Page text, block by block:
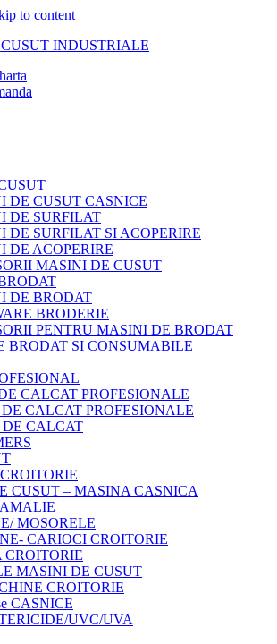
to content
INDUSTRIALE
DE CUSUT CASNICE
DE SURFILAT
DE SURFILAT SI ACOPERIRE
DE ACOPERIRE
MASINI DE CUSUT
DE BRODAT
BRODERIE
PENTRU MASINI DE BRODAT
BRODAT SI CONSUMABILE
CALCAT PROFESIONALE
CALCAT PROFESIONALE
DE CALCAT
CUSUT – MASINA CASNICA
MOSORELE
CARIOCI CROITORIE
CROITORIE
MASINI DE CUSUT
CROITORIE
CASNICE
UVC/UVA